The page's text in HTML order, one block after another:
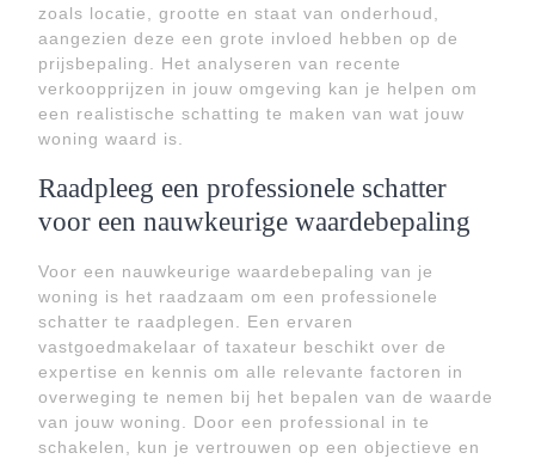
zoals locatie, grootte en staat van onderhoud,
aangezien deze een grote invloed hebben op de
prijsbepaling. Het analyseren van recente
verkoopprijzen in jouw omgeving kan je helpen om
een realistische schatting te maken van wat jouw
woning waard is.
Raadpleeg een professionele schatter
voor een nauwkeurige waardebepaling
Voor een nauwkeurige waardebepaling van je
woning is het raadzaam om een professionele
schatter te raadplegen. Een ervaren
vastgoedmakelaar of taxateur beschikt over de
expertise en kennis om alle relevante factoren in
overweging te nemen bij het bepalen van de waarde
van jouw woning. Door een professional in te
schakelen, kun je vertrouwen op een objectieve en